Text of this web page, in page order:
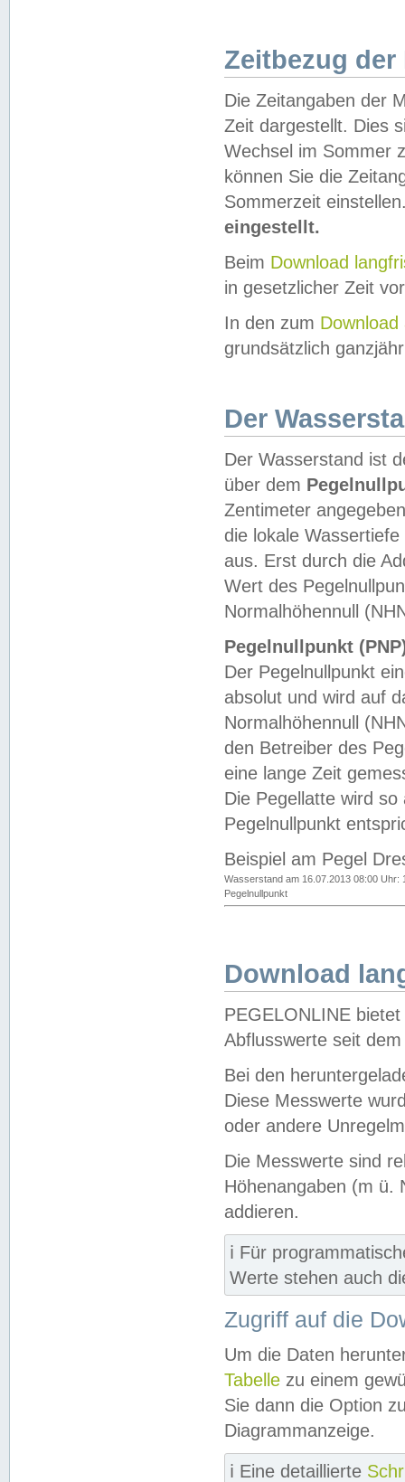
Zeitbezug der
Die Zeitangaben der
Zeit dargestellt. Dies
Wechsel im Sommer
können Sie die
Sommerzeit
eingestellt.
Beim Download
in gesetzlicher Zeit
In den zum Download
grundsätzlich
Der
Der Wasserstand ist
über dem
Zentimeter
die lokale
aus. Erst durch die
Wert des
Normalhöhennull
Pegelnullpunkt
Der Pegelnullpunkt
absolut und wird auf
Normalhöhennull
den Betreiber des
eine lange Zeit
Die Pegellatte wird
Pegelnullpunkt
Beispiel am Pegel
Wasserstand am 16.07.2013 08:00 Uhr:
Pegelnullpunkt
Download
PEGELONLINE
Abflusswerte seit
Bei den
Diese Messwerte
oder andere
Die Messwerte sind
Höhenangaben (m ü.
addieren.
ℹ️ Für
Werte stehen auch
Zugriff auf die
Um die Daten
Tabelle zu einem
Sie dann die Option
Diagrammanzeige.
ℹ️ Eine detaillierte